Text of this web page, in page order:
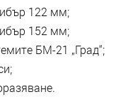
122 мм;
152 мм;
БМ-21 „Град“;